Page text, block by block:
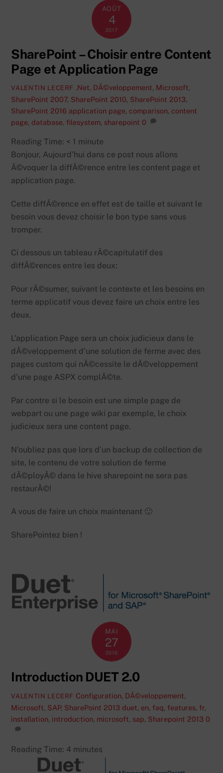
AOÛT
4
2017
SharePoint – Choisir entre Content
Page et Application Page
VALENTIN LECERF .Net, DÃ©veloppement, Microsoft,
SharePoint 2007, SharePoint 2010, SharePoint 2013,
SharePoint 2016 application page, comparison, content
page, database, filesystem, sharepoint 0
Reading Time: < 1 minute
Bonjour, Aujourd’hui dans ce post nous allons
Ã©voquer la diffÃ©rence entre les content page et
application page.
Cette diffÃ©rence en effet est de taille et suivant le
besoin vous devez choisir le bon type sans vous
tromper.
Ci dessous un tableau rÃ©capitulatif des
diffÃ©rences entre les deux:
Pour rÃ©sumer, suivant le contexte et les besoins en
terme applicatif vous devez faire un choix entre les
deux.
L’application Page sera un choix judicieux dans le
dÃ©veloppement d’une solution de ferme avec des
pages custom qui nÃ©cessite le dÃ©veloppement
d’une page ASPX complÃ©te.
Par contre si le besoin est une simple page de
webpart ou une page wiki par exemple, le choix
judicieux sera une content page.
N’oubliez pas que lors d’un backup de collection de
site, le contenu de votre solution de ferme
dÃ©ployÃ© dans le hive sharepoint ne sera pas
restaurÃ©!
A vous de faire un choix maintenant 🙂
SharePointez bien !
MAI
27
2016
Introduction DUET 2.0
VALENTIN LECERF Configuration, DÃ©veloppement,
Microsoft, SAP, SharePoint 2013 duet, en, faq, features, fr,
installation, introduction, microsoft, sap, Sharepoint 2013 0
Reading Time: 4 minutes